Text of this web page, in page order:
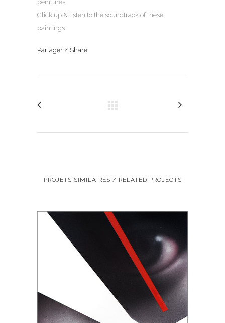
peintures
Click up & listen to the soundtrack of these
paintings
Partager / Share
PROJETS SIMILAIRES / RELATED PROJECTS